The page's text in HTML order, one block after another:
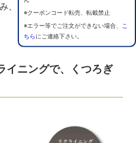
※クーポンコード転売、転載禁止
※エラー等でご注文ができない場合、
こ
ちらにご連絡下さい。
、ソファとしての上質感も
イニングで、くつろぎ